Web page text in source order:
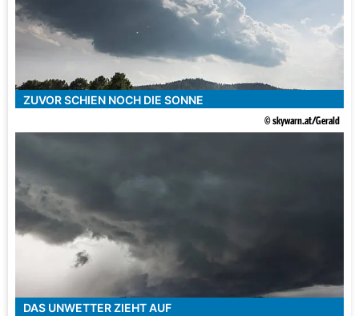
ZUVOR SCHIEN NOCH DIE SONNE
© skywarn.at/Gerald
DAS UNWETTER ZIEHT AUF